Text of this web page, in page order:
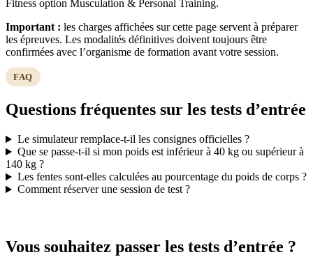
Fitness option Musculation & Personal Training.
Important : les charges affichées sur cette page servent à préparer
les épreuves. Les modalités définitives doivent toujours être
confirmées avec l’organisme de formation avant votre session.
FAQ
Questions fréquentes sur les tests d’entrée
Le simulateur remplace-t-il les consignes officielles ?
Que se passe-t-il si mon poids est inférieur à 40 kg ou supérieur à
140 kg ?
Les fentes sont-elles calculées au pourcentage du poids de corps ?
Comment réserver une session de test ?
Vous souhaitez passer les tests d’entrée ?